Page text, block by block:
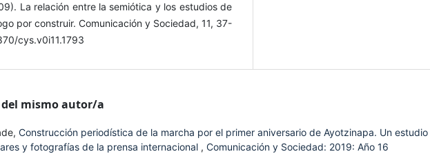
La relación entre la semiótica y los estudios de
por construir. Comunicación y Sociedad, 11, 37-
cys.v0i11.1793
mismo autor/a
Construcción periodística de la marcha por el primer aniversario de Ayotzinapa. Un estudio
y fotografías de la prensa internacional , Comunicación y Sociedad: 2019: Año 16